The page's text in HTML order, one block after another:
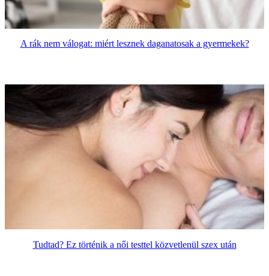
A rák nem válogat: miért lesznek daganatosak a gyermekek?
Tudtad? Ez történik a női testtel közvetlenül szex után